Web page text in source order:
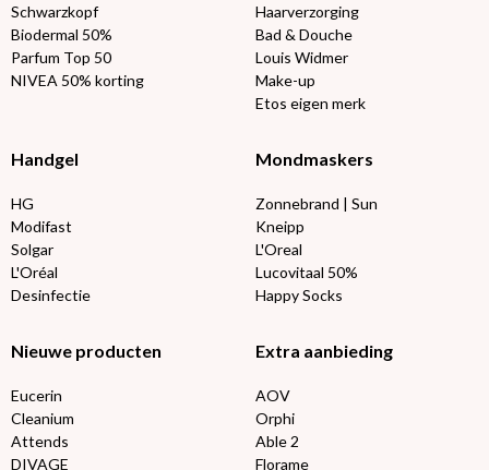
Schwarzkopf
Biodermal 50%
Parfum Top 50
NIVEA 50% korting
Haarverzorging
Bad & Douche
Louis Widmer
Make-up
Etos eigen merk
Handgel
HG
Modifast
Solgar
L'Oréal
Desinfectie
Mondmaskers
Zonnebrand | Sun
Kneipp
L'Oreal
Lucovitaal 50%
Happy Socks
Nieuwe producten
Eucerin
Cleanium
Attends
DIVAGE
Extra aanbieding
AOV
Orphi
Able 2
Florame